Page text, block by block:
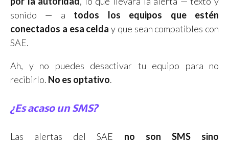
sonido — a todos los equipos que estén
conectados a esa celda y que sean compatibles con
SAE.
Ah, y no puedes desactivar tu equipo para no
recibirlo. No es optativo.
¿Es acaso un SMS?
Las alertas del SAE no son SMS sino